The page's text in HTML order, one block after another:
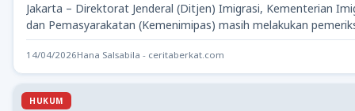
Jakarta – Direktorat Jenderal (Ditjen) Imigrasi, Kementerian
dan Pemasyarakatan (Kemenimipas) masih melakukan
terhadap dugaan pungutan liar…
14/04/2026Hana Salsabila - ceritaberkat.com
HUKUM